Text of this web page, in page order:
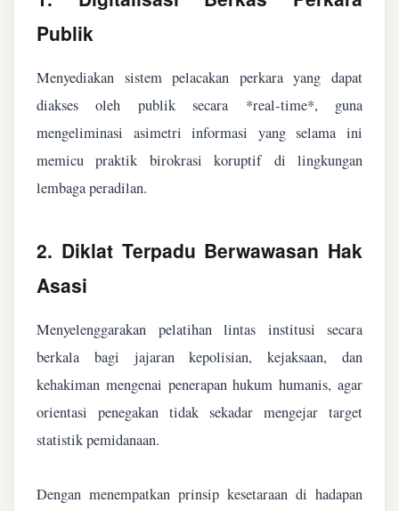
Publik
Menyediakan sistem pelacakan perkara yang dapat
diakses oleh publik secara *real-time*, guna
mengeliminasi asimetri informasi yang selama ini
memicu praktik birokrasi koruptif di lingkungan
lembaga peradilan.
2. Diklat Terpadu Berwawasan Hak
Asasi
Menyelenggarakan pelatihan lintas institusi secara
berkala bagi jajaran kepolisian, kejaksaan, dan
kehakiman mengenai penerapan hukum humanis, agar
orientasi penegakan tidak sekadar mengejar target
statistik pemidanaan.
Dengan menempatkan prinsip kesetaraan di hadapan